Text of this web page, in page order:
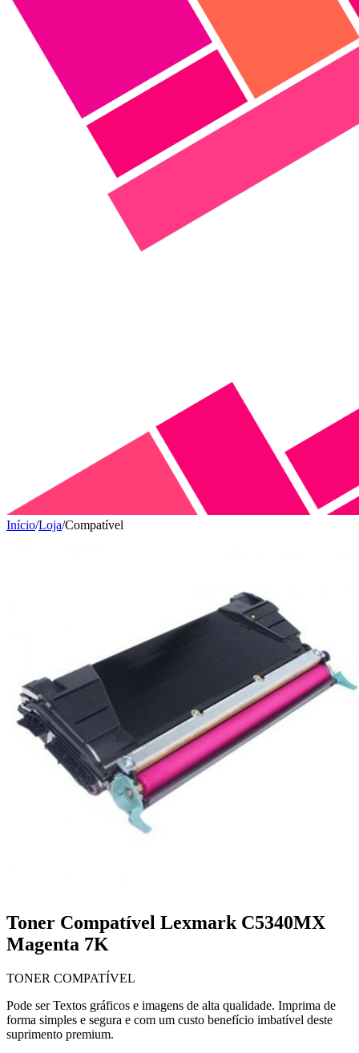
Início/Loja/Compatível
Toner Compatível Lexmark C5340MX
Magenta 7K
TONER COMPATÍVEL
Pode ser Textos gráficos e imagens de alta qualidade. Imprima de
forma simples e segura e com um custo benefício imbatível deste
suprimento premium.